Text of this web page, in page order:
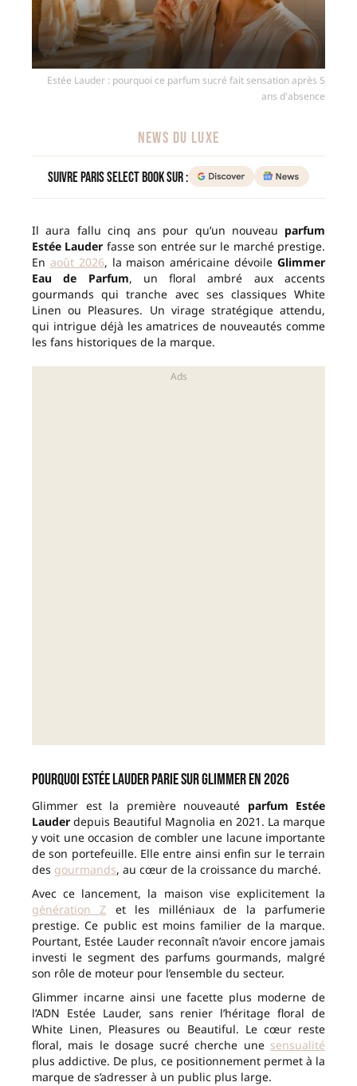
Estée Lauder : pourquoi ce parfum sucré fait sensation après 5
ans d'absence
NEWS DU LUXE
Suivre Paris Select Book sur :
Il aura fallu cinq ans pour qu’un nouveau parfum
Estée Lauder fasse son entrée sur le marché prestige.
En août 2026, la maison américaine dévoileGlimmer
Eau de Parfum, un floral ambré aux accents
gourmands qui tranche avec ses classiques White
Linen ou Pleasures. Un virage stratégique attendu,
qui intrigue déjà les amatrices de nouveautés comme
les fans historiques de la marque.
Pourquoi Estée Lauder parie sur Glimmer en 2026
Glimmer est la première nouveauté parfum Estée
Lauder depuis Beautiful Magnolia en 2021. La marque
y voit une occasion de combler une lacune importante
de son portefeuille. Elle entre ainsi enfin sur le terrain
des gourmands, au cœur de la croissance du marché.
Avec ce lancement, la maison vise explicitement la
génération Z et les milléniaux de la parfumerie
prestige. Ce public est moins familier de la marque.
Pourtant, Estée Lauder reconnaît n’avoir encore jamais
investi le segment des parfums gourmands, malgré
son rôle de moteur pour l’ensemble du secteur.
Glimmer incarne ainsi une facette plus moderne de
l’ADN Estée Lauder, sans renier l’héritage floral de
White Linen, Pleasures ou Beautiful. Le cœur reste
floral, mais le dosage sucré cherche une sensualité
plus addictive. De plus, ce positionnement permet à la
marque de s’adresser à un public plus large.